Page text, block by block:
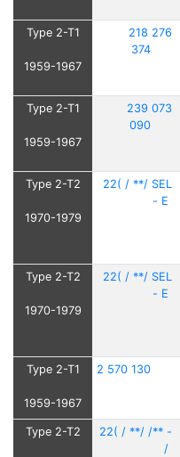
Type 2-T1
1959-1967
218 276
374
Type 2-T1
1959-1967
239 073
090
Type 2-T2
1970-1979
22( / **/ SEL
- E
Type 2-T2
1970-1979
22( / **/ SEL
- E
Type 2-T1
1959-1967
2 570 130
Type 2-T2
22( / **/ /** -
/